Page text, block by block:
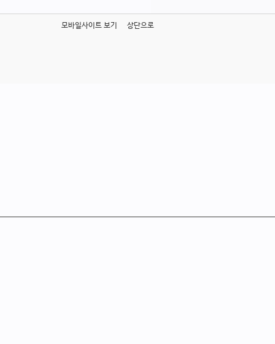
상단으로
모바일사이트 보기